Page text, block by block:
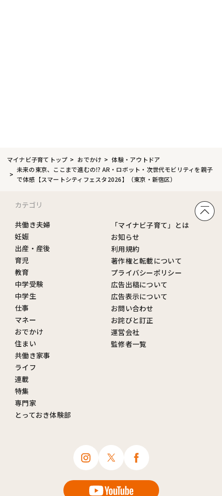
マイナビ子育てトップ おでかけ
体験・アウトドア
未来の東京、ここまで進むの⁉ AR・ロボット・次世代モビリティを親子
で体感【スマートシティフェスタ2026】（東京・新宿区）
カテゴリ
共働き夫婦
妊娠
出産・産後
育児
教育
中学受験
中学生
仕事
マネー
おでかけ
住まい
共働き家事
ライフ
連載
特集
専門家
とっておき体験部
「マイナビ子育て」とは
お知らせ
利用規約
著作権と転載について
プライバシーポリシー
広告出稿について
広告表示について
お問い合わせ
お詫びと訂正
運営会社
監修者一覧